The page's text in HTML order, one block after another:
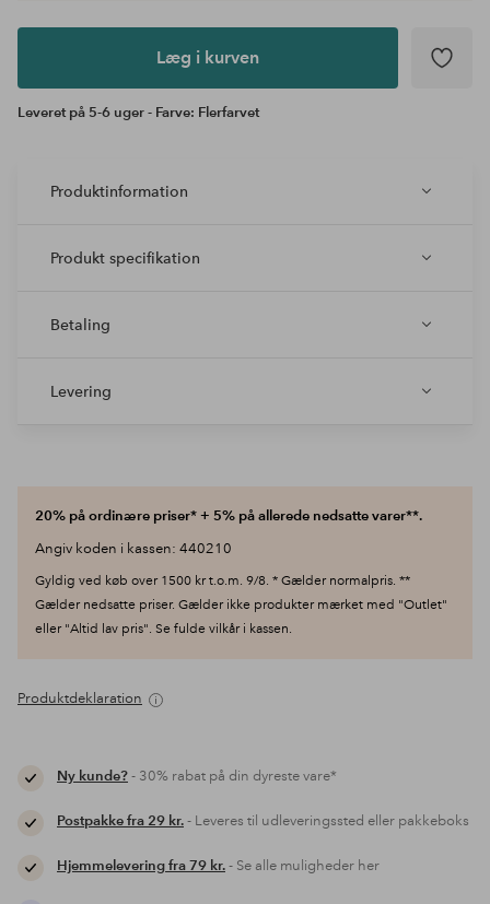
Læg i kurven
Leveret på 5-6 uger - Farve: Flerfarvet
Produktinformation
Produkt specifikation
Betaling
Levering
20% på ordinære priser* + 5% på allerede nedsatte varer**.
Angiv koden i kassen: 440210
Gyldig ved køb over 1500 kr t.o.m. 9/8. * Gælder normalpris. **
Gælder nedsatte priser. Gælder ikke produkter mærket med "Outlet"
eller "Altid lav pris". Se fulde vilkår i kassen.
Produktdeklaration
Ny kunde?- 30% rabat på din dyreste vare*
Postpakke fra 29 kr.- Leveres til udleveringssted eller pakkeboks
Hjemmelevering fra 79 kr.- Se alle muligheder her